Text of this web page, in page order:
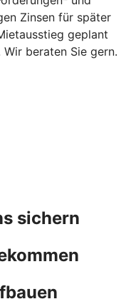
Zinsen für später
geplant
beraten Sie gern.
sichern